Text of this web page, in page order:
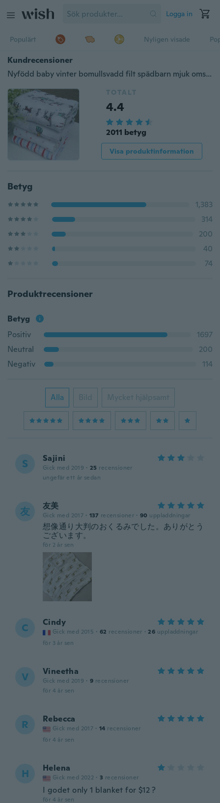
Logga in
Populärt Nyligen visade
Kundrecensioner
Nyfödd baby vinter bomullsvadd filt spädbarn mjuk omslag handduk 120x120cm
TOTALT
4.4
2011 betyg
Visa produktinformation
Betyg
1,383
314
200
40
74
Produktrecensioner
Betyg
Positiv
1697
Neutral
200
Negativ
114
Alla Bild Mycket hjälpsamt
S Sajini
Gick med 2019 · 25 recensioner
ungefär ett år sedan
友 友美
Gick med 2017 · 137 recensioner · 90 uppladdningar
想像通り大判のおくるみでした。ありがとう
ございます。
för 2 år sen
C Cindy
Gick med 2015 · 62 recensioner · 26 uppladdningar
för 3 år sen
V Vineetha
Gick med 2019 · 9 recensioner
för 4 år sen
R Rebecca
Gick med 2017 · 14 recensioner
för 4 år sen
H Helena
Gick med 2022 · 3 recensioner
I godet only 1 blanket for $12 ?
för 4 år sen